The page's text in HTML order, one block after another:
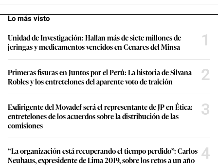
Lo más visto
Unidad de Investigación: Hallan más de siete millones de
jeringas y medicamentos vencidos en Cenares del Minsa
1
Primeras fisuras en Juntos por el Perú: La historia de Silvana
Robles y los entretelones del aparente voto de traición
2
Exdirigente del Movadef será el representante de JP en Ética:
entretelones de los acuerdos sobre la distribución de las
comisiones
3
“La organización está recuperando el tiempo perdido”: Carlos
Neuhaus, expresidente de Lima 2019, sobre los retos a un año
4